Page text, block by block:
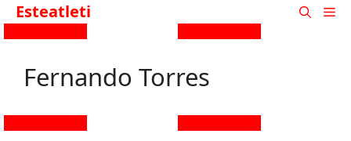
Esteatleti
Fernando Torres